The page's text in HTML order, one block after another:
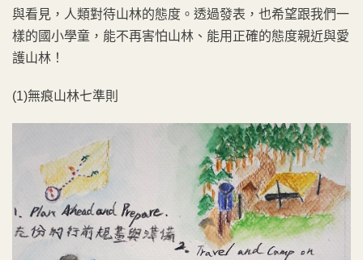
與看見，人類對待山林的態度。透過發表，也希望跟我們一
樣的國小學童，能不再害怕山林、能用正確的態度親近與愛
護山林！
(1)無痕山林七準則